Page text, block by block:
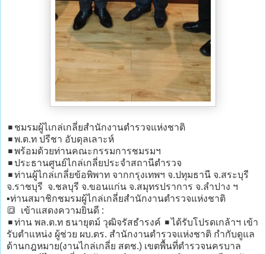
◾ชมรมผู้ไเกล่เกลี่ยสำนักงานตำรวจแห่งชาติ
◾พ.ต.ท ปรีชา อับดุลเลาะห์
◾พร้อมด้วยท่านคณะกรรมการชมรมฯ
◾ประธานศูนย์ไกล่เกลี่ยประจำสถานีตำรวจ
◾ท่านผู้ไกล่เกลี่ยข้อพิพาท จากกรุงเทพฯ จ.ปทุมธานี จ.สระบุรี
จ.ราชบุรี จ.ชลบุรี จ.ขอนแก่น จ.สมุทรปราการ จ.ลำปาง ฯ
▪️ท่านสมาชิกชมรมผู้ไกล่เกลี่ยสำนักงานตำรวจแห่งชาติ
🔳 เข้าแสดงความยินดี :
◾ท่าน พล.ต.ท ธนายุตม์ วุฒิจรัสธำรงค์ ◾ได้รับโปรดเกล้าฯ เข้า
รับตำแหน่ง ผู้ช่วย ผบ.ตร. สำนักงานตำรวจแห่งชาติ กำกับดูแล
ด้านกฎหมาย(งานไกล่เกลี่ย สตช.) เขตพื้นที่ตำรวจนครบาล